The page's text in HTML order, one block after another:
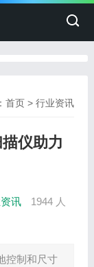
首页 >行业资讯
仪助力
讯
1944 人
控制和尺寸